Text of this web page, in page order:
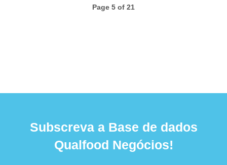
Page 5 of 21
Subscreva a Base de dados
Qualfood Negócios!